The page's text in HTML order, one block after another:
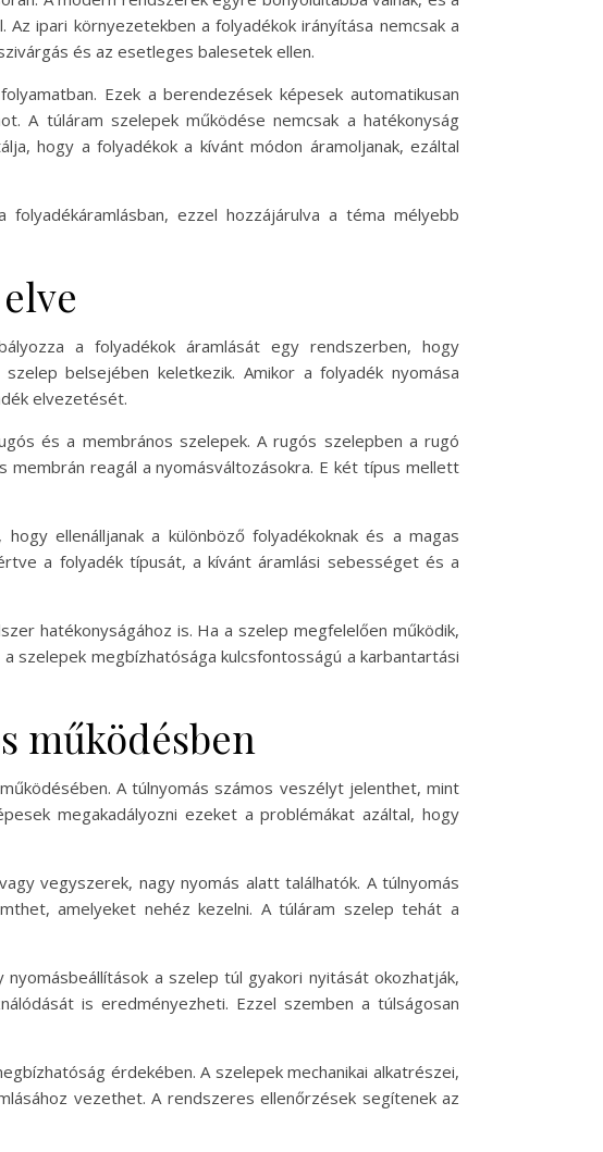
ipari környezetekben a folyadékok irányítása nemcsak a
és az esetleges balesetek ellen.
Ezek a berendezések képesek automatikusan
A túláram szelepek működése nemcsak a hatékonyság
hogy a folyadékok a kívánt módon áramoljanak, ezáltal
ezzel hozzájárulva a téma mélyebb
a folyadékok áramlását egy rendszerben, hogy
belsejében keletkezik. Amikor a folyadék nyomása
elvezetését.
és a membrános szelepek. A rugós szelepben a rugó
reagál a nyomásváltozásokra. E két típus mellett
ellenálljanak a különböző folyadékoknak és a magas
a folyadék típusát, a kívánt áramlási sebességet és a
hatékonyságához is. Ha a szelep megfelelően működik,
szelepek megbízhatósága kulcsfontosságú a karbantartási
működésben
A túlnyomás számos veszélyt jelenthet, mint
megakadályozni ezeket a problémákat azáltal, hogy
vegyszerek, nagy nyomás alatt találhatók. A túlnyomás
amelyeket nehéz kezelni. A túláram szelep tehát a
a szelep túl gyakori nyitását okozhatják,
is eredményezheti. Ezzel szemben a túlságosan
érdekében. A szelepek mechanikai alkatrészei,
vezethet. A rendszeres ellenőrzések segítenek az